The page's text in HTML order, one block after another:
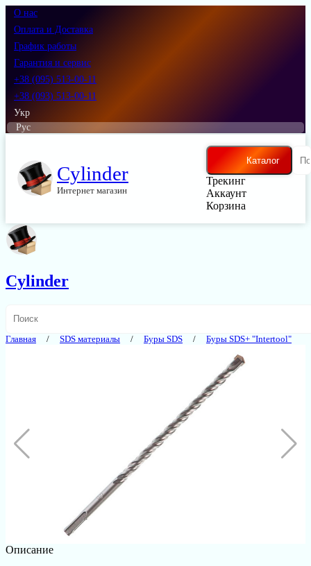
О нас
Оплата и Доставка
График работы
Гарантия и сервис
+38 (095) 513-00-11
+38 (093) 513-00-11
Укр
Рус
Cylinder
Интернет магазин
Каталог
Трекинг
Аккаунт
Корзина
Cylinder
Главная SDS материалы Буры SDS Буры SDS+ "Intertool"
Описание